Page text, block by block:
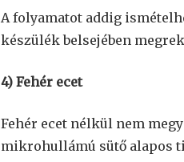
A folyamatot addig
készülék belsejében
4) Fehér ecet
Fehér ecet nélkül nem
mikrohullámú sütő alapos